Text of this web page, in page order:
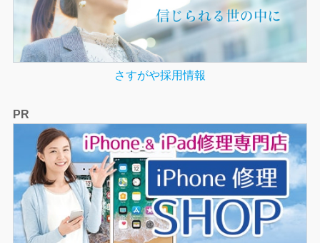
さすがや採用情報
PR